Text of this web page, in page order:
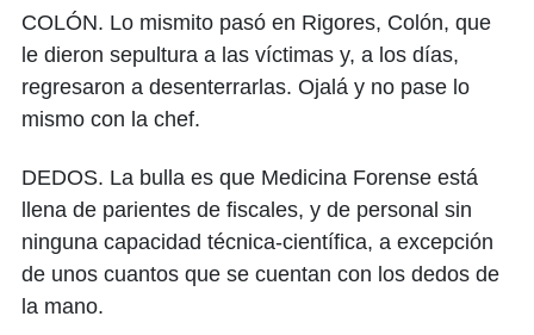
COLÓN. Lo mismito pasó en Rigores, Colón, que
le dieron sepultura a las víctimas y, a los días,
regresaron a desenterrarlas. Ojalá y no pase lo
mismo con la chef.
DEDOS. La bulla es que Medicina Forense está
llena de parientes de fiscales, y de personal sin
ninguna capacidad técnica-científica, a excepción
de unos cuantos que se cuentan con los dedos de
la mano.